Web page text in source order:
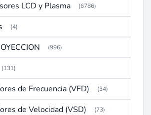
LCD y Plasma (6786)
(4)
(996)
(131)
de Frecuencia (VFD) (34)
de Velocidad (VSD) (73)